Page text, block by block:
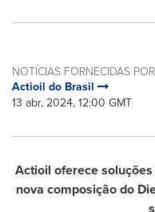
NOTÍCIAS FORNECIDAS POR
Actioil do Brasil
13 abr, 2024, 12:00 GMT
Actioil oferece
nova composição do